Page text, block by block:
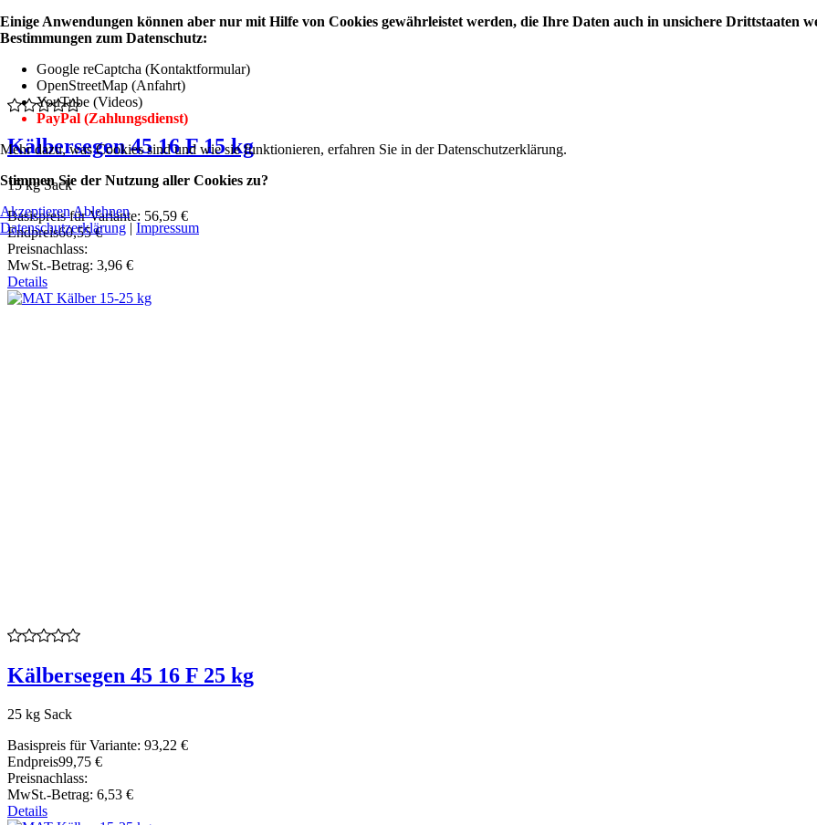
Kälbersegen 45 16 F 15 kg
15 kg Sack
Basispreis für Variante: 56,59 €
Endpreis60,55 €
Preisnachlass:
MwSt.-Betrag: 3,96 €
Details
Kälbersegen 45 16 F 25 kg
25 kg Sack
Basispreis für Variante: 93,22 €
Endpreis99,75 €
Preisnachlass:
MwSt.-Betrag: 6,53 €
Details
Einige Anwendungen können aber nur mit Hilfe von Cookies gewährleistet werden, die Ihre Daten auch in unsichere Drittstaaten
Bestimmungen zum Datenschutz:
Google reCaptcha (Kontaktformular)
OpenStreetMap (Anfahrt)
YouTube (Videos)
PayPal (Zahlungsdienst)
Mehr dazu, was Cookies sind und wie sie funktionieren, erfahren Sie in der Datenschutzerklärung.
Stimmen Sie der Nutzung aller Cookies zu?
AkzeptierenAblehnen
Datenschutzerklärung | Impressum